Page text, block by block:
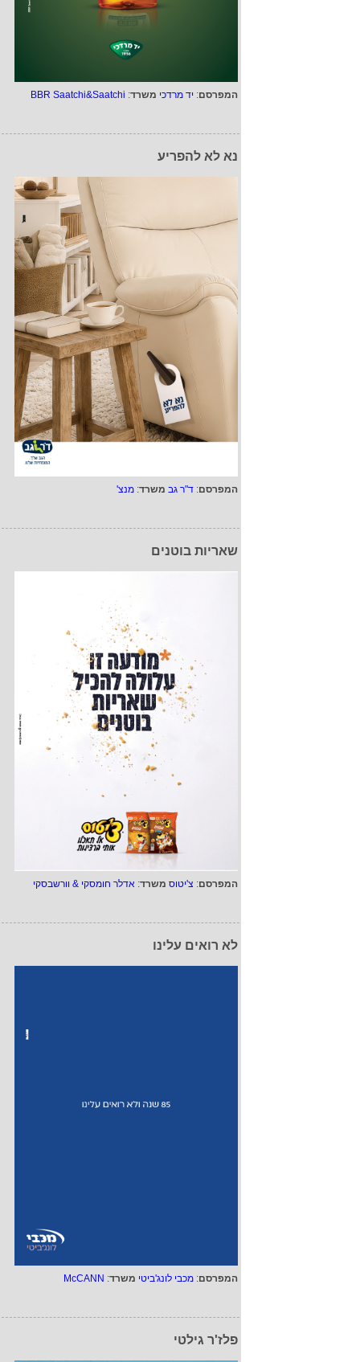
המפרסם: יד מרדכי משרד:
BBR Saatchi&Saatchi
נא לא להפריע
המפרסם: ד"ר גב משרד: מנצ'
שאריות בוטנים
המפרסם: צ'יטוס משרד: אדלר חומסקי & וורשבסקי
לא רואים עלינו
המפרסם: מכבי לונג'ביטי משרד:
McCANN
פלז'ר גילטי